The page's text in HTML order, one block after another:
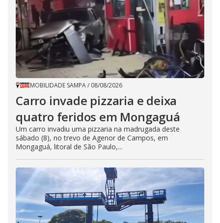
MOBILIDADE SAMPA/ 08/08/2026
Carro invade pizzaria e deixa
quatro feridos em Mongaguá
Um carro invadiu uma pizzaria na madrugada deste
sábado (8), no trevo de Agenor de Campos, em
Mongaguá, litoral de São Paulo,...